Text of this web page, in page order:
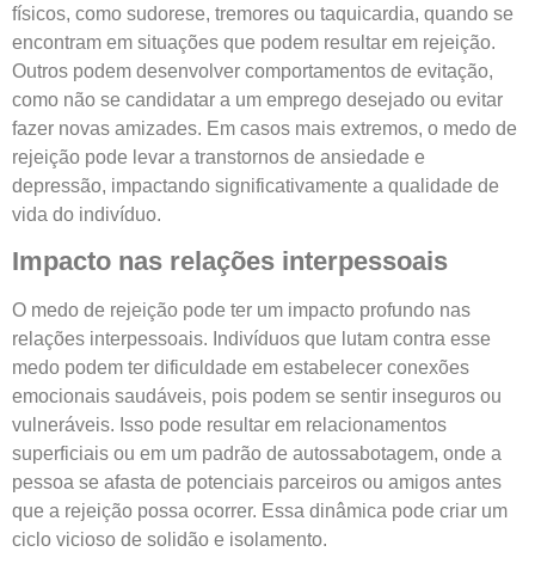
físicos, como sudorese, tremores ou taquicardia, quando se
encontram em situações que podem resultar em rejeição.
Outros podem desenvolver comportamentos de evitação,
como não se candidatar a um emprego desejado ou evitar
fazer novas amizades. Em casos mais extremos, o medo de
rejeição pode levar a transtornos de ansiedade e
depressão, impactando significativamente a qualidade de
vida do indivíduo.
Impacto nas relações interpessoais
O medo de rejeição pode ter um impacto profundo nas
relações interpessoais. Indivíduos que lutam contra esse
medo podem ter dificuldade em estabelecer conexões
emocionais saudáveis, pois podem se sentir inseguros ou
vulneráveis. Isso pode resultar em relacionamentos
superficiais ou em um padrão de autossabotagem, onde a
pessoa se afasta de potenciais parceiros ou amigos antes
que a rejeição possa ocorrer. Essa dinâmica pode criar um
ciclo vicioso de solidão e isolamento.